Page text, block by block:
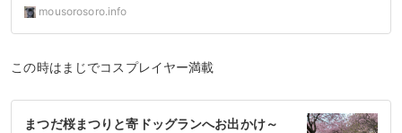
mousorosoro.info
この時はまじでコスプレイヤー満載
まつだ桜まつりと寄ドッグランへお出かけ～